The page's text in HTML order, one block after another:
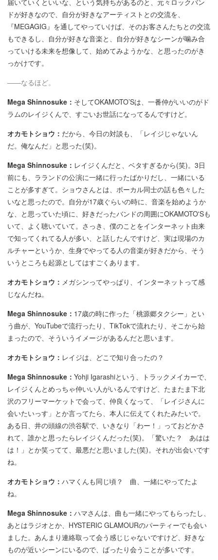
ドが好きなので、自分が好きなアーティストとの交流を、
『MEGAGIG』を通してやっていけば、そのお客さんたちとの交流
もできるし、自分が好きな音楽と、自分が好きなシーンが噛み合
っていける未来を想像して、始めてみようかな、と思ったのがき
っかけです。
――なるほど。
Mega Shinnosuke： そしてOKAMOTO’Sは、一番仲がいいのがド
ラムのレイジくんで、すごいお世話になってるんですけど。
オカモトショウ： だから、今日の対談も、「レイジじゃないん
だ。俺なんだ」と思った(笑)。
Mega Shinnosuke： レイジくんだと、ベタすぎるから(笑)。3日
前にも、ラランドの公演に一緒に行ったばかりだし、一緒にいる
ことが多すぎて。ショウさんとは、ボーカル同士の話も色々した
いなと思ったので。自分が17歳ぐらいの時に、音楽を始めようか
な、と思っていた頃に、好きだったバンドの周囲にOKAMOTO'Sも
いて、よく聴いていて。さっき、僕のことをインターネット由来
で知ってくれてる人が多い、と話したんですけど、実は現場のカ
ルチャーというか、生身でやってる人の音楽が好きだから、そう
いうところも起源としてはすごくあります。
オカモトショウ： メガシンってやっぱり、インターネットって感
じなんだね。
Mega Shinnosuke： 17歳の時に作った「桃源郷タクシー」とい
う曲が、YouTubeで流行ったり、TikTokで流れたり、そこから始
まったので、そういうイメージがあるんだと思います。
オカモトショウ： レイジは、どこで知り合ったの？
Mega Shinnosuke： Yohji Igarashiという、トラックメイカーで、
レイジくんとめっちゃ仲いい人がいるんですけど、たまたま下北
沢のフリーマーケットで会って、仲良くなって、「レイジさんに
会いたいっす」とか言ってたら、本人に伝えてくれたみたいで。
ある日、井の頭線の渋谷駅で、いきなり「わー！」っておどかさ
れて、誰かと思ったらレイジくんだった(笑)。「驚いた？ あはは
は！」とか笑ってて、最悪だと思いました(笑)。それが出会いです
ね。
オカモトショウ： ハマくんも同じ頃？ 曲、一緒にやってたよ
ね。
Mega Shinnosuke： ハマさんは、曲も一緒にやってもらったし、
あとはラジオとか、HYSTERIC GLAMOURのパーティーでも会い
ました。あんまり連絡取って会う感じじゃないですけど、好きな
ものが近いシーンにいるので、ばったり会うことが多いです。